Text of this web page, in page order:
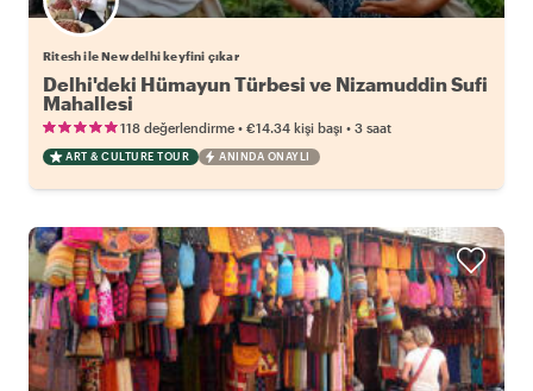
Ritesh ile New delhi keyfini çıkar
Delhi'deki Hümayun Türbesi ve Nizamuddin Sufi
Mahallesi
118 değerlendirme • €14.34 kişi başı • 3 saat
ART & CULTURE TOUR ANINDA ONAYLI